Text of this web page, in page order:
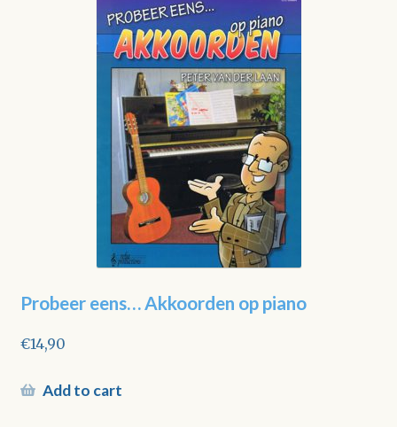
Probeer eens… Akkoorden op piano
€14,90
Add to cart